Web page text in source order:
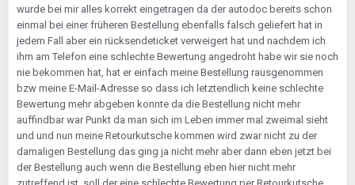
Daß die Dir eine kostenlose Rücklieferung gegeben
haben, ist wohl eher der Kulanz dieses Unternehmens
zuzuschreiben, die auch bei absoluter Unfähigkeit
des Kunden noch guten Willen zeigen!
Die können gar keinen Fehler einsehen, weil sie
nämlich gar keinen gemacht haben!😉
Das ist so ähnlich als ob Du von irgendeinem
dahergelaufenen Dösbaddel eine Teilenummer
genannt bekommst und Du damit zu Mercedes gehst
und explizit diese Nummer bestellst und es dann nicht
wurde bei mir alles korrekt eingetragen da der autodoc bereits schon
einmal bei einer früheren Bestellung ebenfalls falsch geliefert hat in
jedem Fall aber ein rücksendeticket verweigert hat und nachdem ich
ihm am Telefon eine schlechte Bewertung angedroht habe wir sie noch
nie bekommen hat, hat er einfach meine Bestellung rausgenommen
bzw meine E-Mail-Adresse so dass ich letztendlich keine schlechte
Bewertung mehr abgeben konnte da die Bestellung nicht mehr
auffindbar war Punkt da man sich im Leben immer mal zweimal sieht
und und nun meine Retourkutsche kommen wird zwar nicht zu der
damaligen Bestellung das ging ja nicht mehr aber dann eben jetzt bei
der Bestellung auch wenn die Bestellung eben hier nicht mehr